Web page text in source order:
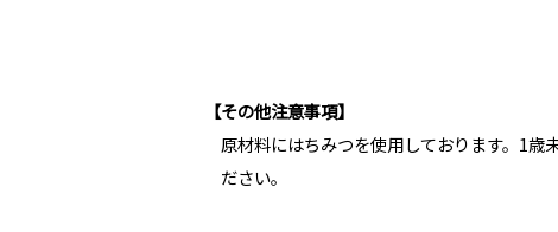
【その他注意事項】
原材料にはちみつを使用しております。1歳
ださい。